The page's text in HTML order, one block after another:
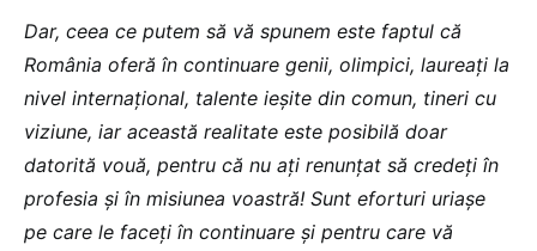
Dar, ceea ce putem să vă spunem este faptul că
România oferă în continuare genii, olimpici, laureați la
nivel internațional, talente ieșite din comun, tineri cu
viziune, iar această realitate este posibilă doar
datorită vouă, pentru că nu ați renunțat să credeți în
profesia și în misiunea voastră! Sunt eforturi uriașe
pe care le faceți în continuare și pentru care vă